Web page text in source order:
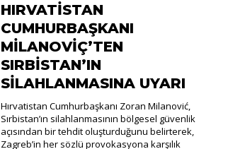
HIRVATİSTAN
CUMHURBAŞKANI
MİLANOVİÇ’TEN
SIRBİSTAN’IN
SİLAHLANMASINA UYARI
Hırvatistan Cumhurbaşkanı Zoran Milanović,
Sırbistan’ın silahlanmasının bölgesel güvenlik
açısından bir tehdit oluşturduğunu belirterek,
Zagreb’in her sözlü provokasyona karşılık